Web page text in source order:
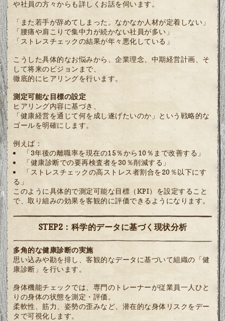
や社員の方々からも詳しくお話を伺います。
「また若手が辞めてしまった。なかなか人材が定着しない」
「腰痛や肩こりで集中力が続かない社員が多い」
「ストレスチェックの結果が年々悪化している」
こうした具体的なお悩みから、企業理念、中期経営計画、そ
して将来のビジョンまで、
徹底的にヒアリングを行います。
測定可能な目標の設定
ヒアリング内容に基づき、
「健康経営を通じて何を成し遂げたいのか」という戦略的な
ゴールを明確にします。
例えば：
「3年後の離職率を現在の15％から10％まで改善する」
「健康診断での要再検査者を30％削減する」
「ストレスチェックの高ストレス者割合を20％以下にす
る」
このように具体的で測定可能な目標（KPI）を設定すること
で、取り組みの効果を客観的に評価できるようになります。
STEP2：科学的データに基づく現状分析
多角的な健康診断の実施
思い込みや勘を排し、客観的なデータに基づいて組織の「健
康診断」を行います。
身体機能チェックでは、専門のトレーナーが従業員一人ひと
りの身体の状態を測定・評価。
柔軟性、筋力、姿勢の歪みなど、潜在的な身体リスクをデー
タで可視化します。